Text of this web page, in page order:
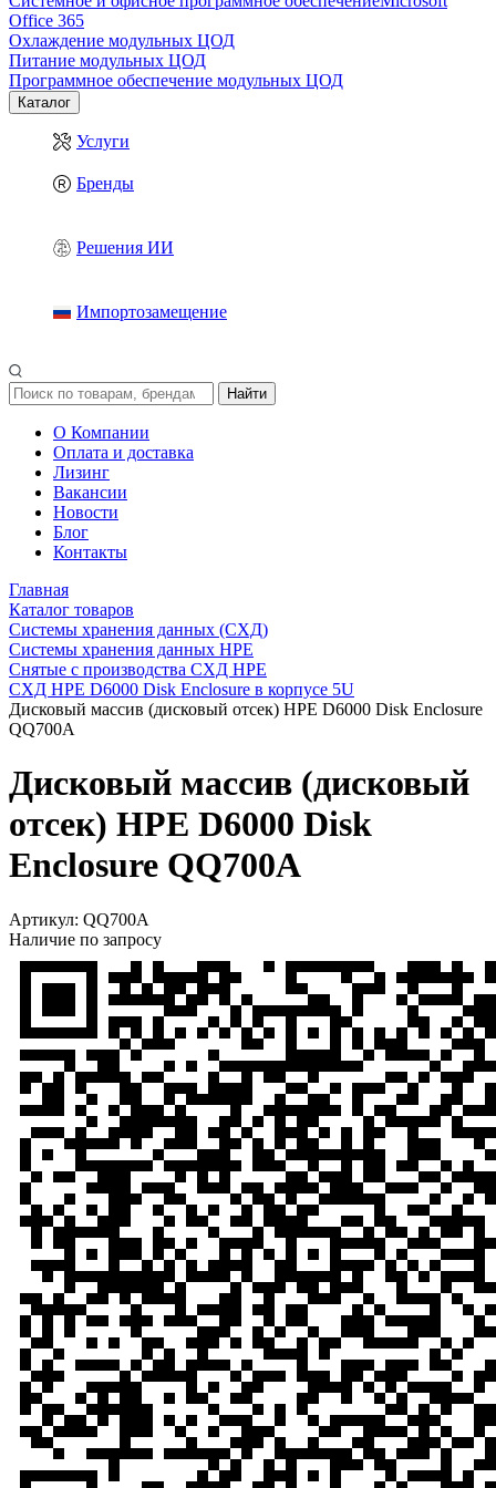
Office 365
Охлаждение модульных ЦОД
Питание модульных ЦОД
Программное обеспечение модульных ЦОД
Каталог
Услуги
Бренды
Решения ИИ
Импортозамещение
Найти
О Компании
Оплата и доставка
Лизинг
Вакансии
Новости
Блог
Контакты
Главная
Каталог товаров
Системы хранения данных (СХД)
Системы хранения данных HPE
Снятые с производства СХД HPE
СХД HPE D6000 Disk Enclosure в корпусе 5U
Дисковый массив (дисковый отсек) HPE D6000 Disk Enclosure
QQ700A
Дисковый массив (дисковый
отсек) HPE D6000 Disk
Enclosure QQ700A
Артикул: QQ700A
Наличие по запросу